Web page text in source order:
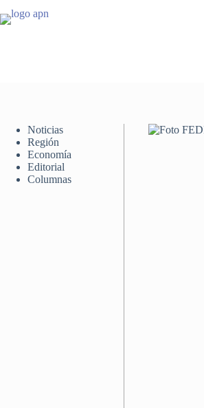
al
Noticias
Región
Economía
Editorial
Columnas